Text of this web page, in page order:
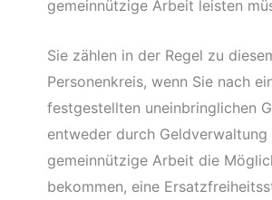
gemeinnützige Arbeit leisten
Sie zählen in der Regel zu
Personenkreis, wenn Sie nach
festgestellten uneinbringlichen
entweder durch Geldverwaltung
gemeinnützige Arbeit die
bekommen, eine